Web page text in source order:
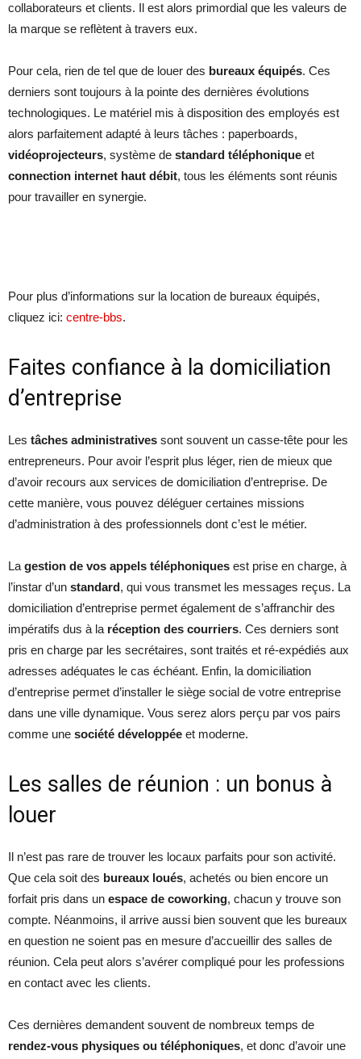
collaborateurs et clients. Il est alors primordial que les valeurs de
la marque se reflètent à travers eux.
Pour cela, rien de tel que de louer des bureaux équipés. Ces
derniers sont toujours à la pointe des dernières évolutions
technologiques. Le matériel mis à disposition des employés est
alors parfaitement adapté à leurs tâches : paperboards,
vidéoprojecteurs, système de standard téléphonique et
connection internet haut débit, tous les éléments sont réunis
pour travailler en synergie.
Pour plus d’informations sur la location de bureaux équipés,
cliquez ici: centre-bbs.
Faites confiance à la domiciliation
d’entreprise
Les tâches administratives sont souvent un casse-tête pour les
entrepreneurs. Pour avoir l’esprit plus léger, rien de mieux que
d’avoir recours aux services de domiciliation d’entreprise. De
cette manière, vous pouvez déléguer certaines missions
d’administration à des professionnels dont c’est le métier.
La gestion de vos appels téléphoniques est prise en charge, à
l’instar d’un standard, qui vous transmet les messages reçus. La
domiciliation d’entreprise permet également de s’affranchir des
impératifs dus à la réception des courriers. Ces derniers sont
pris en charge par les secrétaires, sont traités et ré-expédiés aux
adresses adéquates le cas échéant. Enfin, la domiciliation
d’entreprise permet d’installer le siège social de votre entreprise
dans une ville dynamique. Vous serez alors perçu par vos pairs
comme une société développée et moderne.
Les salles de réunion : un bonus à
louer
Il n’est pas rare de trouver les locaux parfaits pour son activité.
Que cela soit des bureaux loués, achetés ou bien encore un
forfait pris dans un espace de coworking, chacun y trouve son
compte. Néanmoins, il arrive aussi bien souvent que les bureaux
en question ne soient pas en mesure d’accueillir des salles de
réunion. Cela peut alors s’avérer compliqué pour les professions
en contact avec les clients.
Ces dernières demandent souvent de nombreux temps de
rendez-vous physiques ou téléphoniques, et donc d’avoir une